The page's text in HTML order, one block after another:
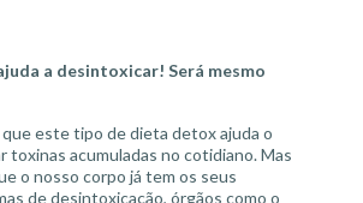
a desintoxicar! Será mesmo
que este tipo de dieta detox ajuda o
toxinas acumuladas no cotidiano. Mas
o nosso corpo já tem os seus
de desintoxicação, órgãos como o